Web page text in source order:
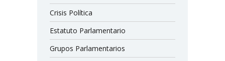
Crisis Política
Estatuto Parlamentario
Grupos Parlamentarios